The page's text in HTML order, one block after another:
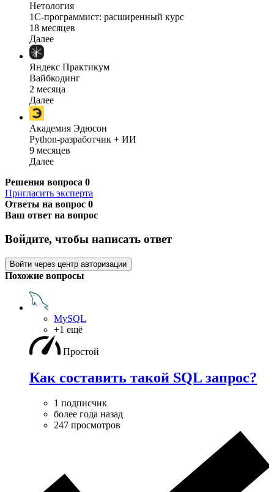
Нетология
1C-программист: расширенный курс
18 месяцев
Далее
Яндекс Практикум
Вайбкодинг
2 месяца
Далее
Академия Эдюсон
Python-разработчик + ИИ
9 месяцев
Далее
Решения вопроса 0
Пригласить эксперта
Ответы на вопрос 0
Ваш ответ на вопрос
Войдите, чтобы написать ответ
Войти через центр авторизации
Похожие вопросы
MySQL
+1 ещё
Простой
Как составить такой SQL запрос?
1 подписчик
более года назад
247 просмотров